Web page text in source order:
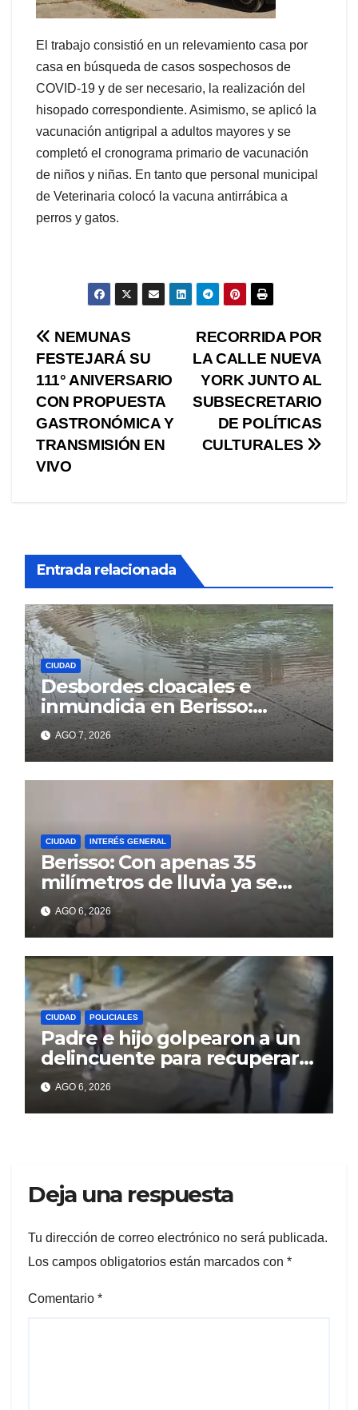
El trabajo consistió en un relevamiento casa por
casa en búsqueda de casos sospechosos de
COVID-19 y de ser necesario, la realización del
hisopado correspondiente. Asimismo, se aplicó la
vacunación antigripal a adultos mayores y se
completó el cronograma primario de vacunación
de niños y niñas. En tanto que personal municipal
de Veterinaria colocó la vacuna antirrábica a
perros y gatos.
Navegación
de
entradas
RECORRIDA POR
LA CALLE NUEVA
YORK JUNTO AL
SUBSECRETARIO
DE POLÍTICAS
CULTURALES
NEMUNAS
FESTEJARÁ SU
111° ANIVERSARIO
CON PROPUESTA
GASTRONÓMICA Y
TRANSMISIÓN EN
VIVO
Entrada relacionada
CIUDAD
Desbordes cloacales e
inmundicia en Berisso:
colapso de la red en la calle
14AGO 7, 2026
CIUDAD INTERÉS GENERAL
Berisso: Con apenas 35
milímetros de lluvia ya se
sienten los problemas
AGO 6, 2026
CIUDAD POLICIALES
Padre e hijo golpearon a un
delincuente para recuperar
un celular robado en Berisso
AGO 6, 2026
Deja una respuesta
Tu dirección de correo electrónico no será publicada.
Los campos obligatorios están marcados con *
Comentario *